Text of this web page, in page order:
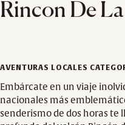
Rincon De
AVENTURAS LOCALES
Embárcate en un viaje
nacionales más
senderismo de dos horas te